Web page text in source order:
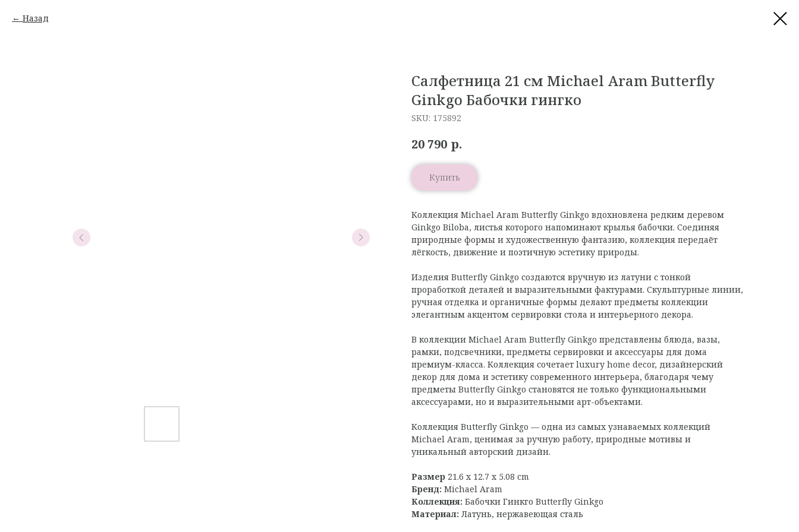
Назад
Салфетница 21 см Michael Aram Butterfly
Ginkgo Бабочки гингко
SKU: 175892
20 790 р.
Купить
Коллекция Michael Aram Butterfly Ginkgo вдохновлена редким деревом
Ginkgo Biloba, листья которого напоминают крылья бабочки. Соединяя
природные формы и художественную фантазию, коллекция передаёт
лёгкость, движение и поэтичную эстетику природы.
Изделия Butterfly Ginkgo создаются вручную из латуни с тонкой
проработкой деталей и выразительными фактурами. Скульптурные линии,
ручная отделка и органичные формы делают предметы коллекции
элегантным акцентом сервировки стола и интерьерного декора.
В коллекции Michael Aram Butterfly Ginkgo представлены блюда, вазы,
рамки, подсвечники, предметы сервировки и аксессуары для дома
премиум-класса. Коллекция сочетает luxury home decor, дизайнерский
декор для дома и эстетику современного интерьера, благодаря чему
предметы Butterfly Ginkgo становятся не только функциональными
аксессуарами, но и выразительными арт-объектами.
Коллекция Butterfly Ginkgo — одна из самых узнаваемых коллекций
Michael Aram, ценимая за ручную работу, природные мотивы и
уникальный авторский дизайн.
Размер 21.6 x 12.7 x 5.08 cm
Бренд: Michael Aram
Коллекция: Бабочки Гинкго Butterfly Ginkgo
Материал: Латунь, нержавеющая сталь